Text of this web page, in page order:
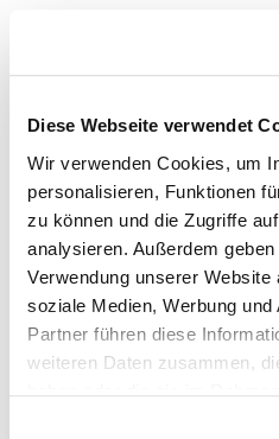
Diese Webseite verwendet
Wir verwenden Cookies, um
personalisieren, Funktionen
zu können und die Zugriffe
analysieren. Außerdem
Verwendung unserer
soziale Medien, Werbung
Partner führen diese
weiteren Daten zusammen,
Copyright: © Saskia Steffen,
Rechtsanwaltsgesellschaft
Alle Rechte vorbehalten.
Vervielfältigung der Texte
nach Rücksprache und mit
Rechteinhabers.
All rights reserved. No part of
reproduced in any form
the author.